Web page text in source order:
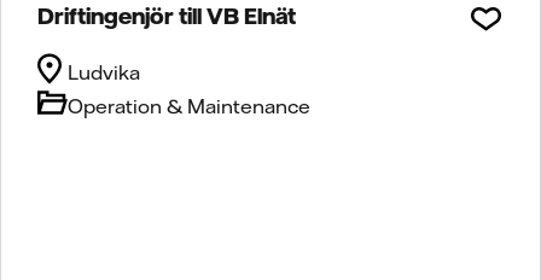
Driftingenjör till VB Elnät
Operation & Maintenance
Ludvika